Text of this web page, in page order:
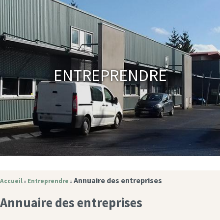
Entreprendre
Accueil » Entreprendre » Annuaire des entreprises
Annuaire des entreprises